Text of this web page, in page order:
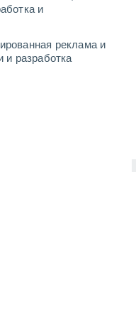
и
реклама и
и разработка